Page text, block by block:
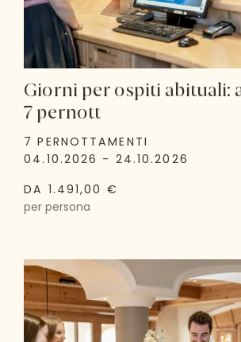
Giorni per ospiti abituali:
7 pernott
7 PERNOTTAMENTI
04.10.2026 - 24.10.2026
DA 1.491,00 €
per persona